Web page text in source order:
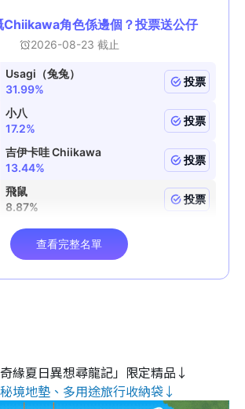
緣夏日異想尋龍記」限定精品↓
境地墊、多用途旅行收納袋↓